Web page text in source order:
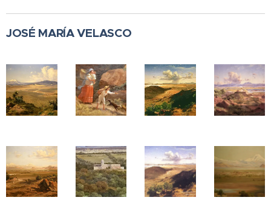
JOSÉ MARÍA VELASCO